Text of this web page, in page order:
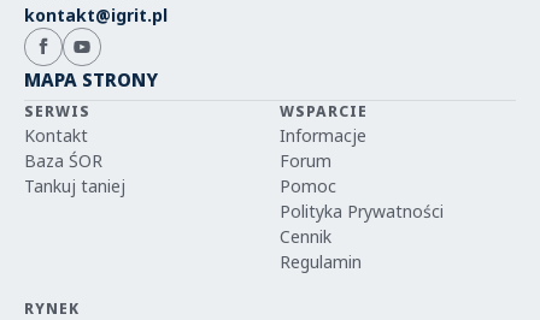
kontakt@igrit.pl
MAPA STRONY
SERWIS
Kontakt
Baza ŚOR
Tankuj taniej
WSPARCIE
Informacje
Forum
Pomoc
Polityka Prywatności
Cennik
Regulamin
RYNEK